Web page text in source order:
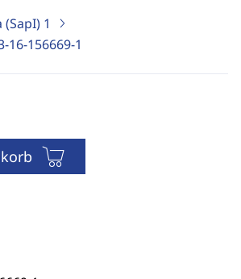
(SapI) 1
16-156669-1